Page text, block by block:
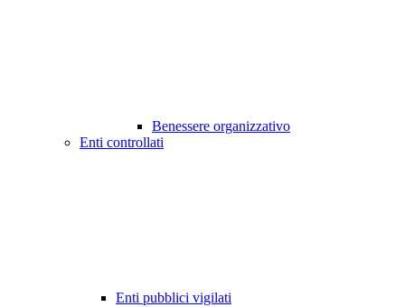
Benessere organizzativo
Enti controllati
Enti pubblici vigilati